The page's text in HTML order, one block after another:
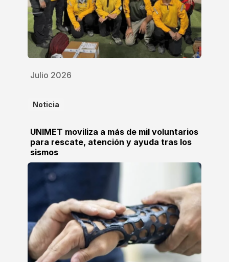
Julio 2026
Noticia
UNIMET moviliza a más de mil voluntarios
para rescate, atención y ayuda tras los
sismos